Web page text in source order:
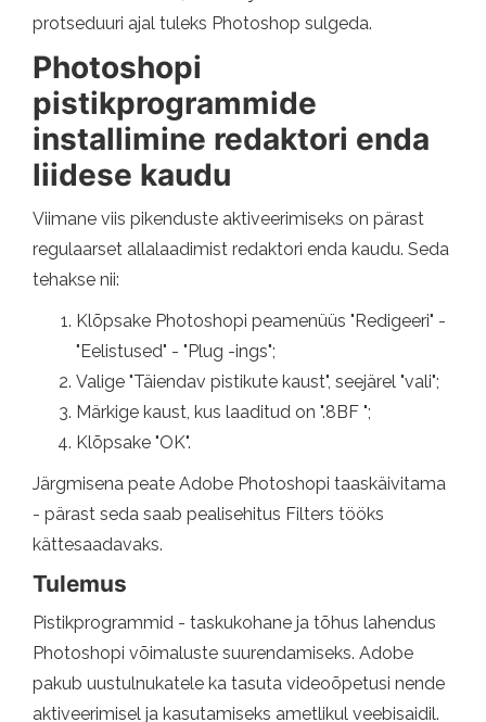
protseduuri ajal tuleks Photoshop sulgeda.
Photoshopi
pistikprogrammide
installimine redaktori enda
liidese kaudu
Viimane viis pikenduste aktiveerimiseks on pärast
regulaarset allalaadimist redaktori enda kaudu. Seda
tehakse nii:
Klõpsake Photoshopi peamenüüs "Redigeeri" -
"Eelistused" - "Plug -ings";
Valige "Täiendav pistikute kaust", seejärel "vali";
Märkige kaust, kus laaditud on ".8BF ";
Klõpsake "OK".
Järgmisena peate Adobe Photoshopi taaskäivitama
- pärast seda saab pealisehitus Filters tööks
kättesaadavaks.
Tulemus
Pistikprogrammid - taskukohane ja tõhus lahendus
Photoshopi võimaluste suurendamiseks. Adobe
pakub uustulnukatele ka tasuta videoõpetusi nende
aktiveerimisel ja kasutamiseks ametlikul veebisaidil.